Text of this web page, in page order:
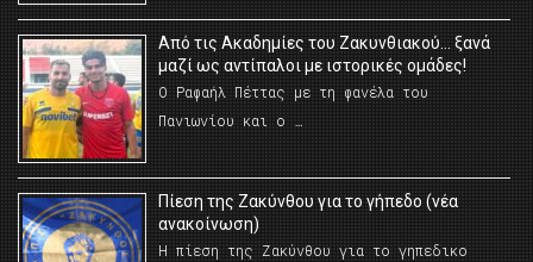
Από τις Ακαδημίες του Ζακυνθιακού… ξανά
μαζί ως αντίπαλοι με ιστορικές ομάδες!
Ο Ραφαήλ Πέττας με τη φανέλα του
Πανιωνίου και ο …
Πίεση της Ζακύνθου για το γήπεδο (νέα
ανακοίνωση)
Η πίεση της Ζακύνθου για το γηπεδικο